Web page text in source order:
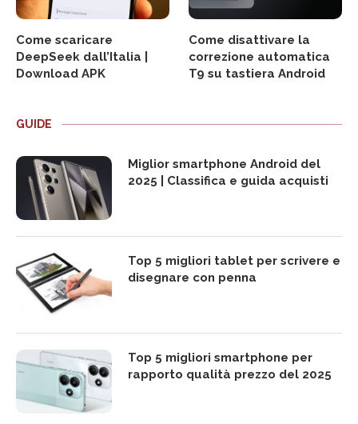
Come scaricare
DeepSeek dall’Italia |
Download APK
Come disattivare la
correzione automatica
T9 su tastiera Android
GUIDE
Miglior smartphone Android del
2025 | Classifica e guida acquisti
Top 5 migliori tablet per scrivere e
disegnare con penna
Top 5 migliori smartphone per
rapporto qualità prezzo del 2025